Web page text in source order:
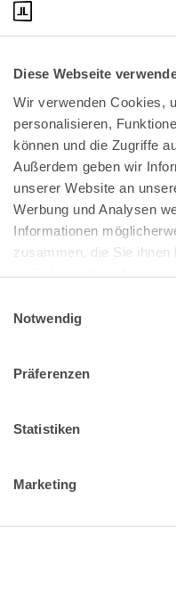
Diese Webseite
Wir verwenden Cookies,
personalisieren,
können und die Zugriffe
Außerdem geben wir
unserer Website an
Werbung und Analysen
Informationen
zusammen, die Sie ihnen
im Rahmen Ihrer
Impressum
Notwendig
Präferenzen
Statistiken
Marketing
Bundeskanzlerplatz 2
53113 Bonn
Pressemitteilungen|
Impressum|
Muster
Barrierefreiheit